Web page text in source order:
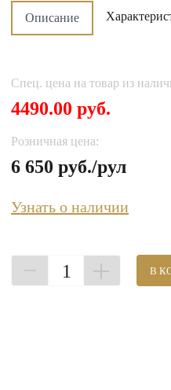
Описание
Спец. цена на товар из
4490.00 руб.
Розничная цена:
6 650 руб./рул
Узнать о наличии
1 В